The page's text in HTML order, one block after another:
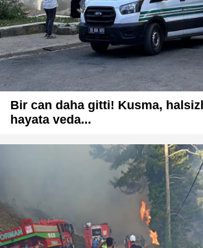
Bir can daha gitti! Kusma,
hayata veda...